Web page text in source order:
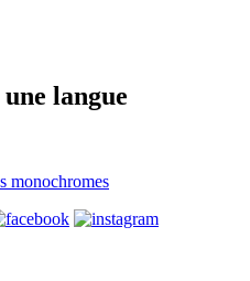
langue
monochromes